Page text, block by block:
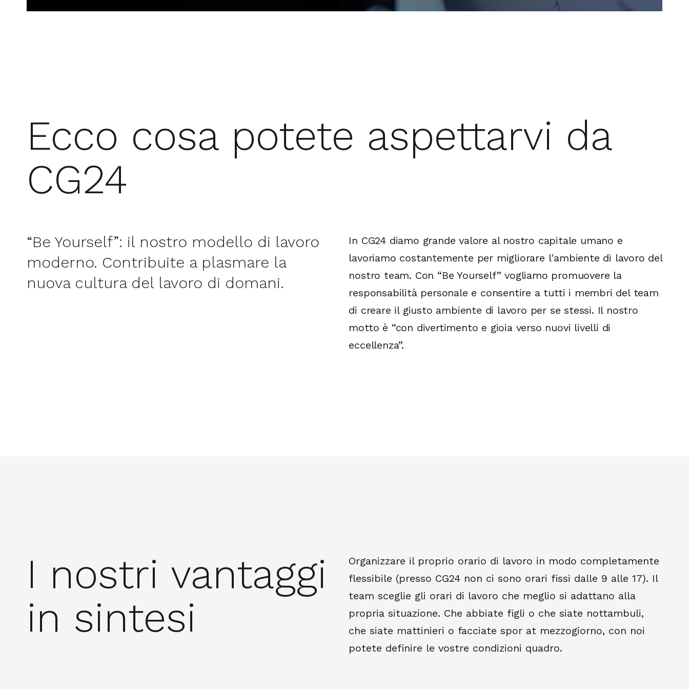
Ecco cosa potete aspettarvi da
CG24
“Be Yourself”: il nostro modello di lavoro
moderno. Contribuite a plasmare la
nuova cultura del lavoro di domani.
In CG24 diamo grande valore al nostro capitale umano e
lavoriamo costantemente per migliorare l'ambiente di lavoro del
nostro team. Con “Be Yourself” vogliamo promuovere la
responsabilità personale e consentire a tutti i membri del team
di creare il giusto ambiente di lavoro per se stessi. Il nostro
motto è “con divertimento e gioia verso nuovi livelli di
eccellenza”.
I nostri vantaggi
in sintesi
Organizzare il proprio orario di lavoro in modo completamente
flessibile (presso CG24 non ci sono orari fissi dalle 9 alle 17). Il
team sceglie gli orari di lavoro che meglio si adattano alla
propria situazione. Che abbiate figli o che siate nottambuli,
che siate mattinieri o facciate spor at mezzogiorno, con noi
potete definire le vostre condizioni quadro.